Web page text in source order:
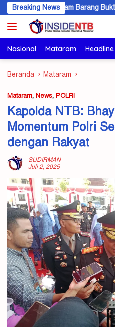
Langsung
ke
konten
Breaking News
Kilogram Barang Bukti Disita
Nasional Mataram Headline
Beranda Mataram
Mataram, News, POLRI
Kapolda NTB:
Momentum Polri
dengan Rakyat
SUDIRMAN
Juli 2, 2025